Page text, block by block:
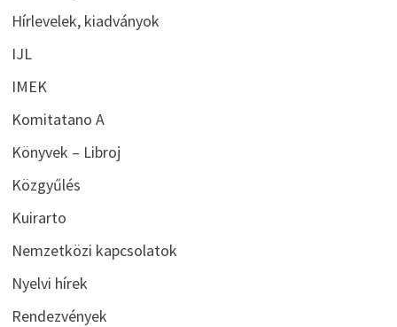
Hírlevelek, kiadványok
IJL
IMEK
Komitatano A
Könyvek – Libroj
Közgyűlés
Kuirarto
Nemzetközi kapcsolatok
Nyelvi hírek
Rendezvények